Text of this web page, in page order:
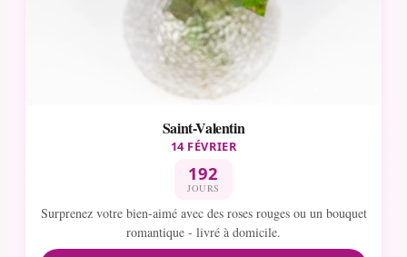
Saint-Valentin
14 FÉVRIER
192
JOURS
Surprenez votre bien-aimé avec des roses rouges ou un bouquet
romantique - livré à domicile.